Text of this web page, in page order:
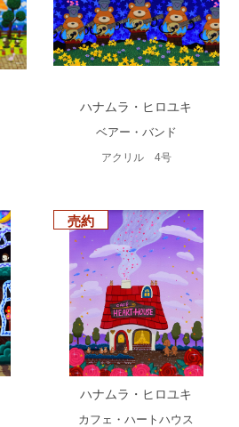
ハナムラ・ヒロユキ
ベアー・バンド
アクリル 4号
売約
ハナムラ・ヒロユキ
カフェ・ハートハウス